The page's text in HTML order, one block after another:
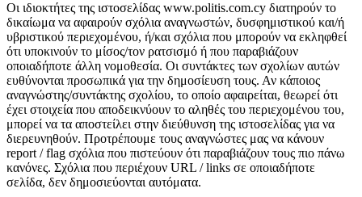
Οι ιδιοκτήτες της ιστοσελίδας www.politis.com.cy διατηρούν το
δικαίωμα να αφαιρούν σχόλια αναγνωστών, δυσφημιστικού και/ή
υβριστικού περιεχομένου, ή/και σχόλια που μπορούν να εκληφθεί
ότι υποκινούν το μίσος/τον ρατσισμό ή που παραβιάζουν
οποιαδήποτε άλλη νομοθεσία. Οι συντάκτες των σχολίων αυτών
ευθύνονται προσωπικά για την δημοσίευση τους. Αν κάποιος
αναγνώστης/συντάκτης σχολίου, το οποίο αφαιρείται, θεωρεί ότι
έχει στοιχεία που αποδεικνύουν το αληθές του περιεχομένου του,
μπορεί να τα αποστείλει στην διεύθυνση της ιστοσελίδας για να
διερευνηθούν. Προτρέπουμε τους αναγνώστες μας να κάνουν
report / flag σχόλια που πιστεύουν ότι παραβιάζουν τους πιο πάνω
κανόνες. Σχόλια που περιέχουν URL / links σε οποιαδήποτε
σελίδα, δεν δημοσιεύονται αυτόματα.